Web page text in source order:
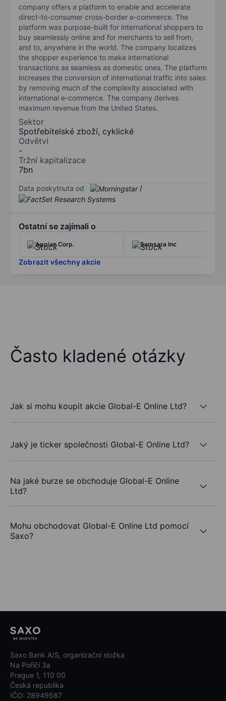
company offers a platform to enable and accelerate
direct-to-consumer cross-border e-commerce. The
platform was purpose-built for international shoppers to
buy seamlessly online and for merchants to sell from,
and to, anywhere in the world. The company localizes
the shopper experience to make international
transactions as seamless as domestic ones. The platform
increases the conversion of international traffic into sales
by removing much of the complexity associated with
international e-commerce. The company derives
maximum revenue from the United States.
Sektor
Spotřebitelské zboží, cyklické
Odvětví
-
Tržní kapitalizace
7bn
Data poskytnuta od /
Ostatní se zajímali o
Appian Corp. Samsara Inc
Zobrazit všechny akcie
Často kladené otázky
Jak si mohu koupit akcie Global-E Online Ltd?
Jaký je ticker společnosti Global-E Online Ltd?
Na jaké burze se obchoduje Global-E Online
Ltd?
Mohu obchodovat Global-E Online Ltd pomocí
Saxo?
Saxo Bank A/S, organizační složka
Na Poříčí 3a
Prague 1, 110 00
Česká republika
IČO: 28949587